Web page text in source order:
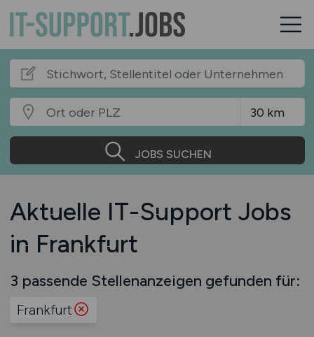
JOBS SUCHEN
Aktuelle IT-Support Jobs
in Frankfurt
3 passende Stellenanzeigen gefunden für:
Frankfurt